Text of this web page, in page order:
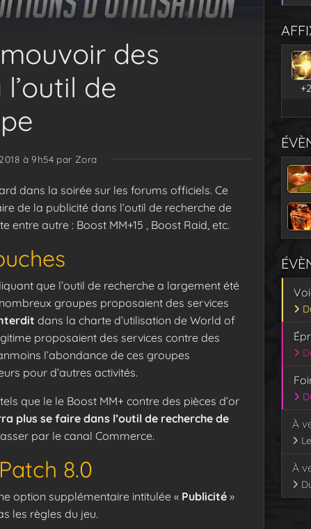
des
de
à 9h54par Zora
dans la soirée sur les forums officiels. Ce
de la publicité dans l’outil de recherche de
autre : Boost MM+15 , Boost Raid, etc.
que l’outil de recherche a largement été
groupes proposaient des services
dans la charte d’utilisation de World of
proposaient des services contre des
l’abondance de ces groupes
pour d’autres activités.
que le le Boost MM+ contre des pièces d’or
plus se faire dans l’outil de recherche de
par le canal Commerce.
8.0
option supplémentaire intitulée « Publicité »
les règles du jeu.
+2
À
À